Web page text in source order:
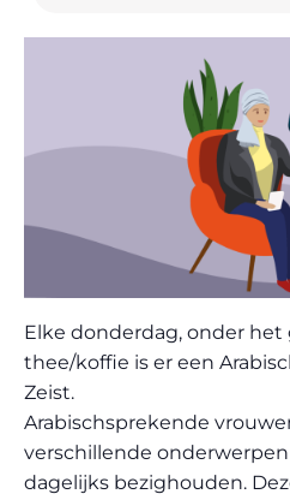
Elke donderdag, onder
thee/koffie is er een
Zeist.
Arabischsprekende
verschillende
dagelijks bezighouden.